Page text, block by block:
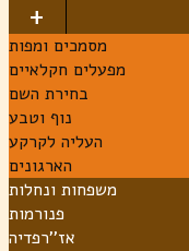
מסמכים ומפות
מפעלים חקלאיים
בחירת השם
נוף וטבע
העליה לקרקע
הארגונים
משפחות ונחלות
פנורמות
אז''רפדיה